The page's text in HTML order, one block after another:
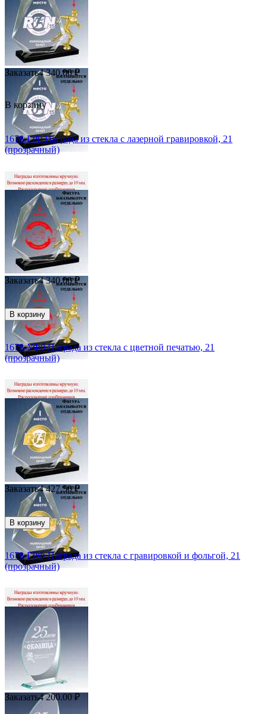
Заказать4 340.00 ₽
В корзину
1678-ГР0 Награда из стекла с лазерной гравировкой, 21
(прозрачный)
Заказать4 340.00 ₽
В корзину
1678-УФ0 Награда из стекла с цветной печатью, 21
(прозрачный)
Заказать4 427.50 ₽
В корзину
1678-ГРФ Награда из стекла с гравировкой и фольгой, 21
(прозрачный)
Заказать4 200.00 ₽